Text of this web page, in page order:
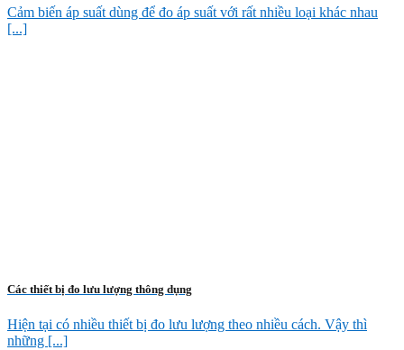
Cảm biến áp suất dùng để đo áp suất với rất nhiều loại khác nhau
[...]
Các thiết bị đo lưu lượng thông dụng
Hiện tại có nhiều thiết bị đo lưu lượng theo nhiều cách. Vậy thì
những [...]